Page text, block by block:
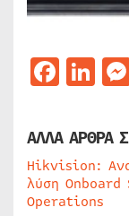
ΑΛΛΑ ΑΡΘΡΑ
Hikvision:
λύση
Operations